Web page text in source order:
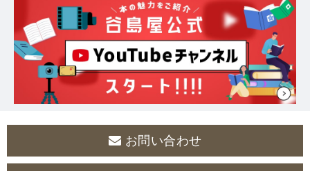
お問い合わせ